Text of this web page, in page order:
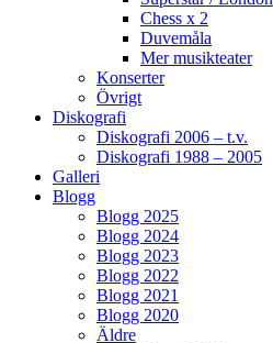
Chess x 2
Duvemåla
Mer musikteater
Konserter
Övrigt
Diskografi
Diskografi 2006 – t.v.
Diskografi 1988 – 2005
Galleri
Blogg
Blogg 2025
Blogg 2024
Blogg 2023
Blogg 2022
Blogg 2021
Blogg 2020
Äldre